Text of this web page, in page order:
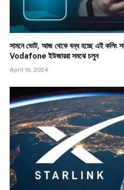
সামনে ভোট, আজ থেকে বন্ধ হচ্ছে এই
Vodafone ইউজাররা সমঝে চলুন
April 16, 2024